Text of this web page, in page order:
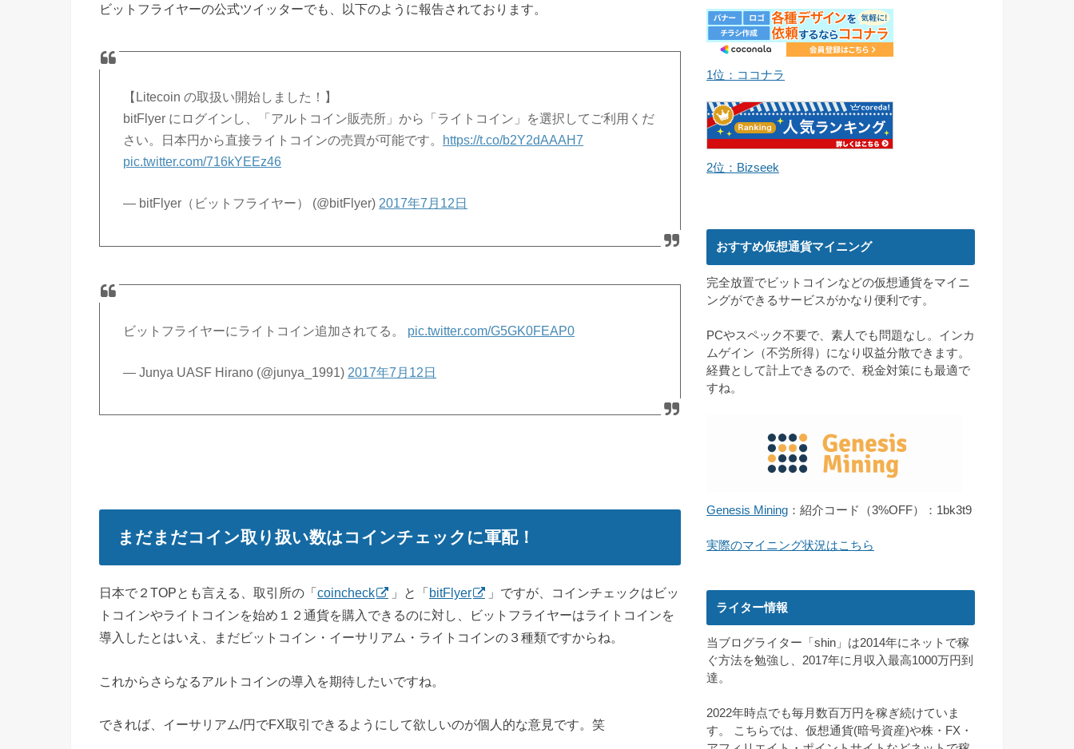
ビットフライヤーの公式ツイッターでも、以下のように報告されております。
【Litecoin の取扱い開始しました！】
bitFlyer にログインし、「アルトコイン販売所」から「ライトコイン」を選択してご利用くだ
さい。日本円から直接ライトコインの売買が可能です。
https://t.co/b2Y2dAAAH7
pic.twitter.com/716kYEEz46
— bitFlyer（ビットフライヤー） (@bitFlyer) 2017年7月12日
ビットフライヤーにライトコイン追加されてる。 pic.twitter.com/G5GK0FEAP0
— Junya UASF Hirano (@junya_1991) 2017年7月12日
まだまだコイン取り扱い数はコインチェックに軍配！
日本で２TOPとも言える、取引所の「coincheck 」と「bitFlyer
」ですが、コインチェックはビッ
トコインやライトコインを始め１２通貨を購入できるのに対し、ビットフライヤーはライトコインを
導入したとはいえ、まだビットコイン・イーサリアム・ライトコインの３種類ですからね。
これからさらなるアルトコインの導入を期待したいですね。
できれば、イーサリアム/円でFX取引できるようにして欲しいのが個人的な意見です。笑
1位：ココナラ
2位：Bizseek
おすすめ仮想通貨マイニング
完全放置でビットコインなどの仮想通貨をマイニ
ングができるサービスがかなり便利です。
PCやスペック不要で、素人でも問題なし。インカ
ムゲイン（不労所得）になり収益分散できます。
経費として計上できるので、税金対策にも最適で
すね。
Genesis Mining ：紹介コード（3%OFF）：1bk3t9
実際のマイニング状況はこちら
ライター情報
当ブログライター「shin」は2014年にネットで稼
ぐ方法を勉強し、2017年に月収入最高1000万円到
達。
2022年時点でも毎月数百万円を稼ぎ続けていま
す。 こちらでは、仮想通貨(暗号資産)や株・FX・